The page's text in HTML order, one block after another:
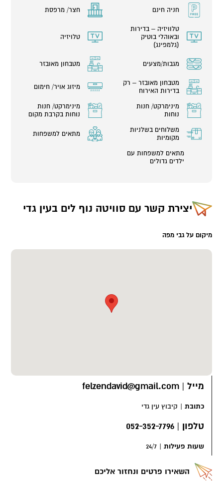
חניה חינם חצר/ מרפסת
טלוויזיה – בדירות
ובאוהלי בוטיק
(גלמפינג)
טלויזיה
מגבות/מצעים מטבחון מאובזר
מטבחון מאובזר – רק
בדירות האירוח
מיזוג אויר/ חימום
מינימרקט/ חנות
נוחות
מינימרקט/ חנות
נוחות בקרבת מקום
משלוחים בשלניות
מקומיות
מתאים למשפחות
מתאים למשפחות עם
ילדים גדולים
יצירת קשר עם סוויטה נוף לים בעין גדי
מיקום על גבי מפה
מייל |
felzendavid@gmail.com
כתובת | קיבוץ עין גדי
טלפון |
052-352-7796
שעות פעילות |
24/7
השאירו פרטים ונחזור אליכם